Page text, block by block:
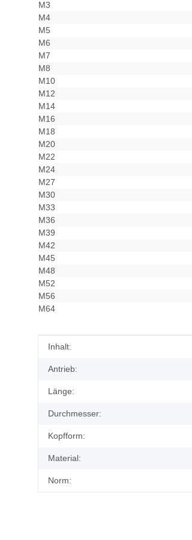
M3
M4
M5
M6
M7
M8
M10
M12
M14
M16
M18
M20
M22
M24
M27
M30
M33
M36
M39
M42
M45
M48
M52
M56
M64
Produkteigenschaft
Wert
Inhalt:
Antrieb:
Länge:
Durchmesser:
Kopfform:
Material:
Norm: